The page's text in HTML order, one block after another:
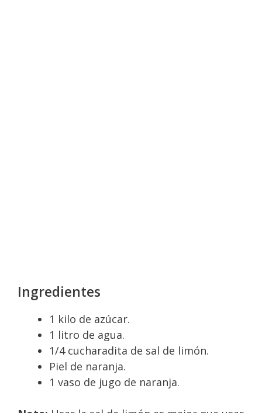
Ingredientes
1 kilo de azúcar.
1 litro de agua.
1/4 cucharadita de sal de limón.
Piel de naranja.
1 vaso de jugo de naranja.